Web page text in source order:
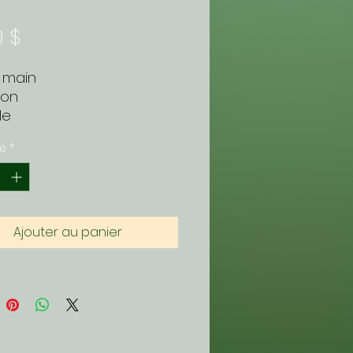
$
main
sujette à varier
*
Ajouter au panier